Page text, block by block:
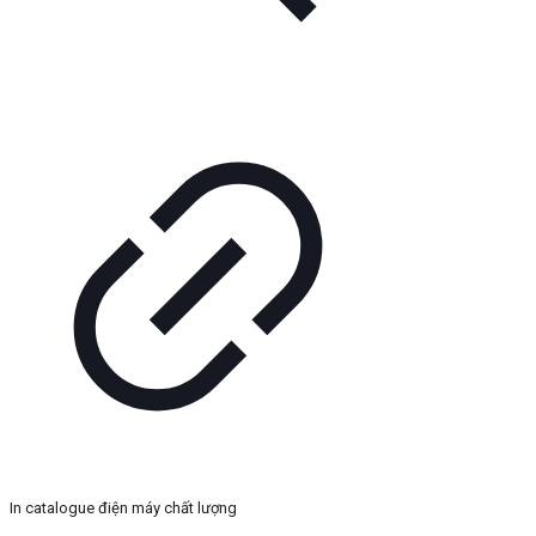
In catalogue điện máy chất lượng